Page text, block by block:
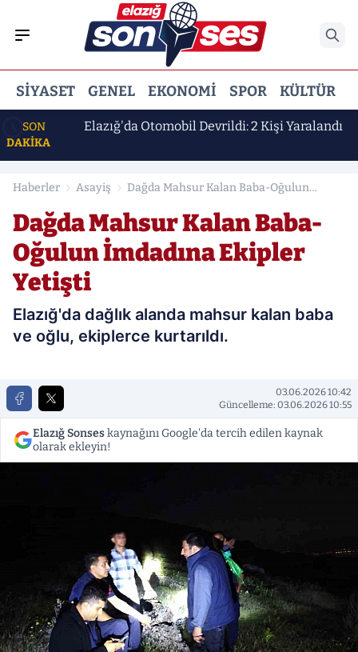
SIYASET GENEL EKONOMI SPOR KÜLTÜR
SON
DAKİKA
Elazığ'da Otomobil Devrildi: 2 Kişi Yaralandı
Haberler Asayiş
Dağda Mahsur Kalan Baba-Oğulun
Dağda Mahsur Kalan Baba-
Oğulun İmdadına Ekipler
Yetişti
Elazığ'da dağlık alanda mahsur kalan baba
ve oğlu, ekiplerce kurtarıldı.
03.06.2026 10:42
Güncelleme: 03.06.2026 10:55
Elazığ Sonseskaynağını Google'da tercih edilen kaynak
olarak ekleyin!